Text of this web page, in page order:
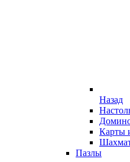
Назад
Карты
Пазлы